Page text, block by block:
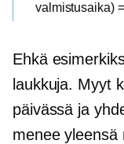
valmistusaika)
Ehkä
laukkuja. Myyt
päivässä ja
menee yleensä